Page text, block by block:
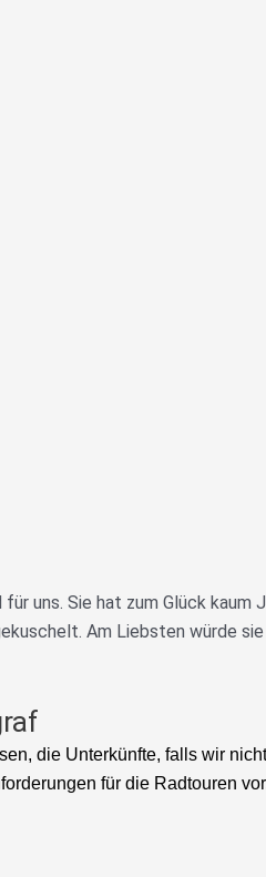
uns. Sie hat zum Glück
Am Liebsten würde
die Unterkünfte, falls wir
für die Radtouren